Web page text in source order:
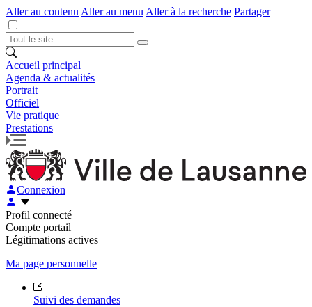
Aller au contenu Aller au menu Aller à la recherche Partager
Accueil principal
Agenda & actualités
Portrait
Officiel
Vie pratique
Prestations
Connexion
Profil connecté
Compte portail
Légitimations actives
Ma page personnelle
Suivi des demandes